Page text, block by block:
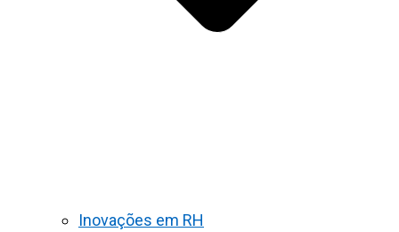
Inovações em RH